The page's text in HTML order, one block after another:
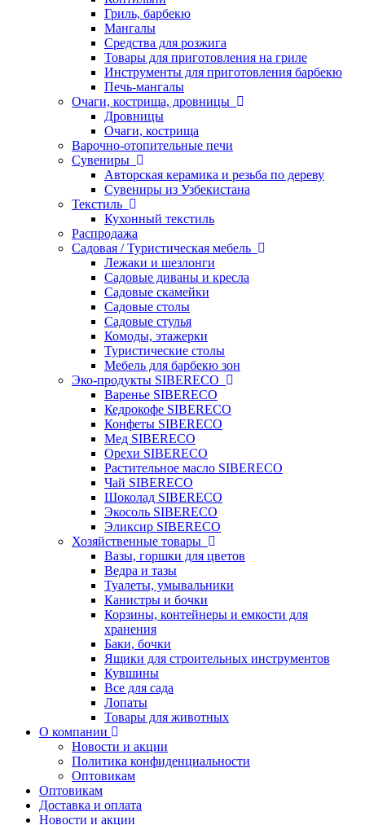
Гриль, барбекю
Мангалы
Средства для розжига
Товары для приготовления на гриле
Инструменты для приготовления барбекю
Печь-мангалы
Очаги, кострища, дровницы
Дровницы
Очаги, кострища
Варочно-отопительные печи
Сувениры
Авторская керамика и резьба по дереву
Сувениры из Узбекистана
Текстиль
Кухонный текстиль
Распродажа
Садовая / Туристическая мебель
Лежаки и шезлонги
Садовые диваны и кресла
Садовые скамейки
Садовые столы
Садовые стулья
Комоды, этажерки
Туристические столы
Мебель для барбекю зон
Эко-продукты SIBERECO
Варенье SIBERECO
Кедрокофе SIBERECO
Конфеты SIBERECO
Мед SIBERECO
Орехи SIBERECO
Растительное масло SIBERECO
Чай SIBERECO
Шоколад SIBERECO
Экосоль SIBERECO
Эликсир SIBERECO
Хозяйственные товары
Вазы, горшки для цветов
Ведра и тазы
Туалеты, умывальники
Канистры и бочки
Корзины, контейнеры и емкости для
хранения
Баки, бочки
Ящики для строительных инструментов
Кувшины
Все для сада
Лопаты
Товары для животных
О компании
Новости и акции
Политика конфиденциальности
Оптовикам
Оптовикам
Доставка и оплата
Новости и акции